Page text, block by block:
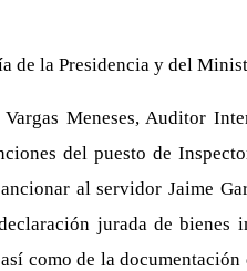
de la Presidencia y del
Meneses, Auditor
del puesto de
al servidor Jaime
jurada de
como de la